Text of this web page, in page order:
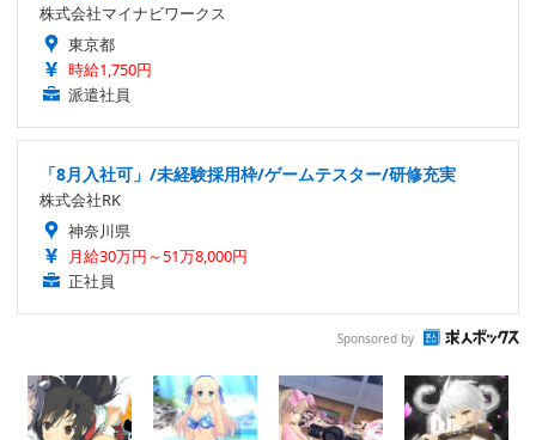
株式会社マイナビワークス
東京都
時給1,750円
派遣社員
「8月入社可」/未経験採用枠/ゲームテスター/研修充実
株式会社RK
神奈川県
月給30万円～51万8,000円
正社員
Sponsored by